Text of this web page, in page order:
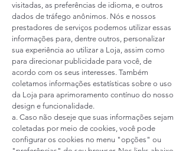
visitadas, as preferências de idioma, e outros
dados de tráfego anônimos. Nós e nossos
prestadores de serviços podemos utilizar essas
informações para, dentre outros, personalizar
sua experiência ao utilizar a Loja, assim como
para direcionar publicidade para você, de
acordo com os seus interesses. Também
coletamos informações estatísticas sobre o uso
da Loja para aprimoramento contínuo do nosso
design e funcionalidade.
a. Caso não deseje que suas informações sejam
coletadas por meio de cookies, você pode
configurar os cookies no menu "opções" ou